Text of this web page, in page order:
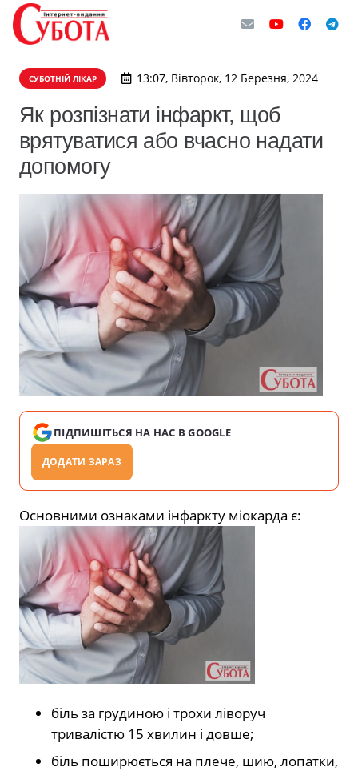
СУБОТНІЙ ЛІКАР 13:07, Вівторок, 12 Березня, 2024
Як розпізнати інфаркт, щоб
врятуватися або вчасно надати
допомогу
ПІДПИШІТЬСЯ НА НАС В GOOGLE
ДОДАТИ ЗАРАЗ
Основними ознаками інфаркту міокарда є:
біль за грудиною і трохи ліворуч
тривалістю 15 хвилин і довше;
біль поширюється на плече, шию, лопатки,